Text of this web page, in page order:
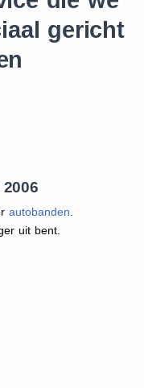
gericht
autobanden
uit bent.